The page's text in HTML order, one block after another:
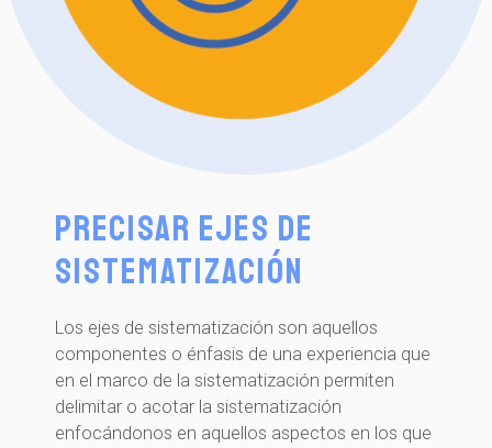
Precisar ejes de
sistematización
Los ejes de sistematización son aquellos
componentes o énfasis de una experiencia que
en el marco de la sistematización permiten
delimitar o acotar la sistematización
enfocándonos en aquellos aspectos en los que